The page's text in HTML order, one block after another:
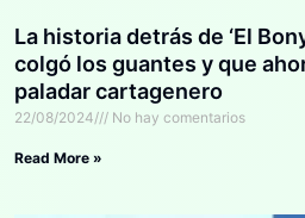
La historia detrás de ‘El
colgó los guantes y que
paladar cartagenero
22/08/2024 No hay comentarios
Read More »